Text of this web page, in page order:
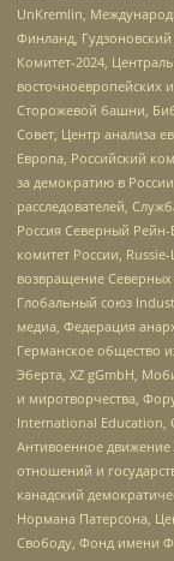
UnKremlin,
Финланд, Гудзоновский
Комитет-2024,
восточноевропейских
Сторожевой башни,
Совет, Центр анализа
Европа, Российский
за демократию в
расследователей,
Россия Северный
комитет России,
возвращение Северных
Глобальный союз
медиа, Федерация
Германское общество
Эберта, XZ gGmbH,
и миротворчества,
International Education,
Антивоенное
отношений и
канадский
Нормана Патерсона,
Свободу, Фонд имени